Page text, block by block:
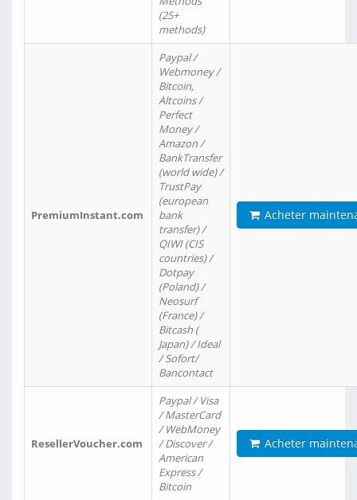
(25+
methods)
PremiumInstant.com
Paypal /
Webmoney /
Bitcoin,
Altcoins /
Perfect
Money /
Amazon /
BankTransfer
(world wide) /
TrustPay
(european
bank
transfer) /
QIWI (CIS
countries) /
Dotpay
(Poland) /
Neosurf
(France) /
Bitcash (
Japan) / Ideal
/ Sofort/
Bancontact
Acheter
ResellerVoucher.com
Paypal / Visa
/ MasterCard
/ WebMoney
/ Discover /
American
Express /
Bitcoin
Acheter